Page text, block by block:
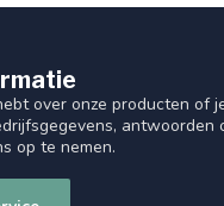
over onze producten of
op te nemen.